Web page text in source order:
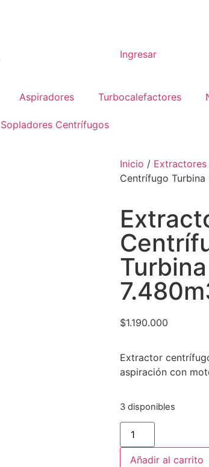
Ingresar
Aspiradores Turbocalefactores
Sopladores Centrífugos
Inicio /
Centrífugo
$1.190.000
Extractor
aspiración con
3 disponibles
Añadir al carrito